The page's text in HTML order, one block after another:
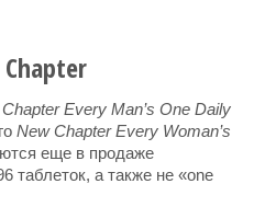
Every Man’s One Daily
New Chapter Every Woman’s
еще в продаже
таблеток, а также не «one